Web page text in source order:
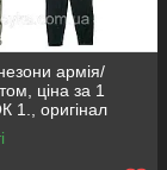
армія/
ціна за 1
1., оригінал